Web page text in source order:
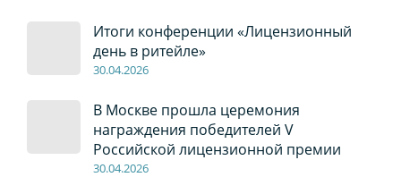
Итоги конференции «Лицензионный
день в ритейле»
30.04.2026
В Москве прошла церемония
награждения победителей V
Российской лицензионной премии
30.04.2026